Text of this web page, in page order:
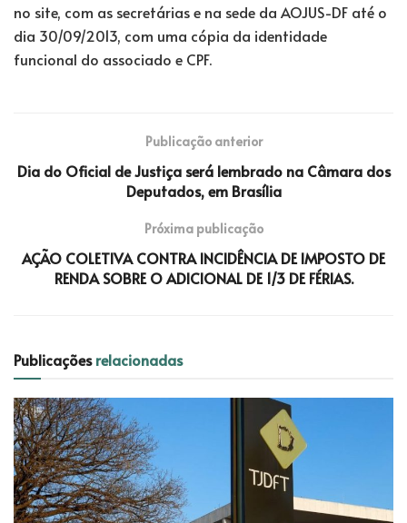
no site, com as secretárias e na sede da AOJUS-DF até o
dia 30/09/2013, com uma cópia da identidade
funcional do associado e CPF.
Publicação anterior
Dia do Oficial de Justiça será lembrado na Câmara dos
Deputados, em Brasília
Próxima publicação
AÇÃO COLETIVA CONTRA INCIDÊNCIA DE IMPOSTO DE
RENDA SOBRE O ADICIONAL DE 1/3 DE FÉRIAS.
Publicaçõesrelacionadas